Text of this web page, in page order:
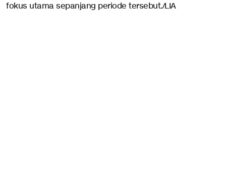
fokus utama sepanjang periode tersebut./LIA